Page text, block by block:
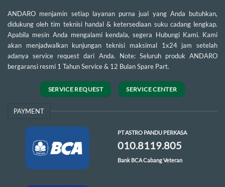
ANDARO menjamin setiap layanan purna jual yang Anda butuhkan,
didukung oleh tim teknisi handal & ketersediaan suku cadang lengkap.
Apabila mesin Anda mengalami kendala, segera Hubungi Kami. Kami
akan menjadwalkan kunjungan teknisi maksimal 1x24 jam setelah
adanya service request dari Anda. Note: Seluruh produk ANDARO
bergaransi resmi 1 Tahun Service & 12 Bulan Spare Part.
SERVICE REQUEST SERVICE CENTER
PAYMENT
PT ASTRO PANDU PERKASA
010.8119.805
Bank BCA Cabang Veteran